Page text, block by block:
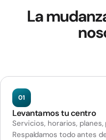
La
01
Levantamos tu centro
Servicios, horarios,
Respaldamos todo antes